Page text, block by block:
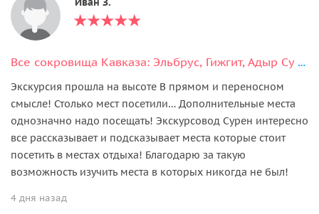
Все сокровища Кавказа: Эльбрус, Гижгит, Адыр Су и Поляна Нарзанов
Экскурсия прошла на высоте В прямом и переносном
смысле! Столько мест посетили… Дополнительные места
однозначно надо посещать! Экскурсовод Сурен интересно
все рассказывает и подсказывает места которые стоит
посетить в местах отдыха! Благодарю за такую
возможность изучить места в которых никогда не был!
4 дня назад